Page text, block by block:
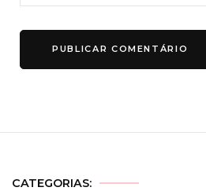
CATEGORIAS: